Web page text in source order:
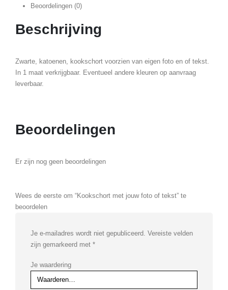
Beoordelingen (0)
Beschrijving
Zwarte, katoenen, kookschort voorzien van eigen foto en of tekst.
In 1 maat verkrijgbaar. Eventueel andere kleuren op aanvraag
leverbaar.
Beoordelingen
Er zijn nog geen beoordelingen
Wees de eerste om “Kookschort met jouw foto of tekst” te
beoordelen
Je e-mailadres wordt niet gepubliceerd. Vereiste velden
zijn gemarkeerd met *
Je waardering